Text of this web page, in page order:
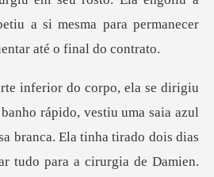
a si mesma para permanecer
branca. Ela tinha tirado dois dias
tudo para a cirurgia de Damien.